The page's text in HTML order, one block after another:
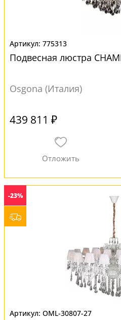
775313
Подвесная люстра
Osgona (Италия)
439 811 ₽
-23%
OML-30807-27